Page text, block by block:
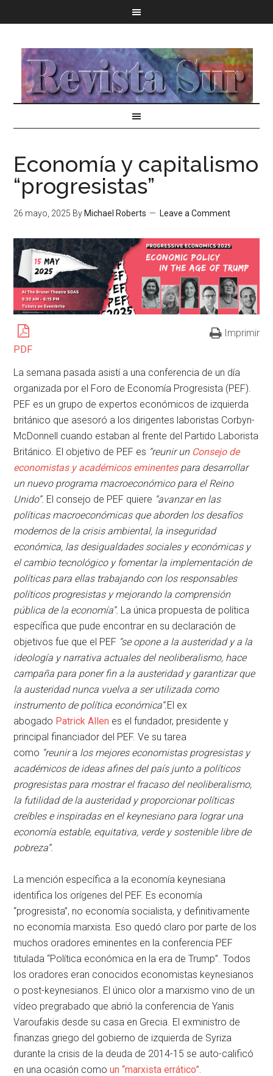
Economía y capitalismo
“progresistas”
26 mayo, 2025 By Michael Roberts Leave a Comment
PDF
Imprimir
La semana pasada asistí a una conferencia de un día
organizada por el Foro de Economía Progresista (PEF).
PEF es un grupo de expertos económicos de izquierda
británico que asesoró a los dirigentes laboristas Corbyn-
McDonnell cuando estaban al frente del Partido Laborista
Británico. El objetivo de PEF es “reunirun Consejo de
economistas y académicos eminentes para desarrollar
un nuevo programa macroeconómico para el Reino
Unido”. El consejo de PEF quiere “avanzaren las
políticas macroeconómicas que aborden los desafíos
modernos de la crisis ambiental, la inseguridad
económica, las desigualdades sociales y económicas y
el cambio tecnológico y fomentar la implementación de
políticas para ellas trabajando con los responsables
políticos progresistas y mejorando la comprensión
pública de la economía”. La única propuesta de política
específica que pude encontrar en su declaración de
objetivos fue que el PEF “se opone a la austeridad y a la
ideología y narrativa actuales del neoliberalismo, hace
campaña para poner fin a la austeridad y garantizar que
la austeridad nunca vuelva a ser utilizada como
instrumento de política económica”.El ex
abogado Patrick Allen es el fundador, presidente y
principal financiador del PEF. Ve su tarea
como “reunira los mejores economistas progresistas y
académicos de ideas afines del país junto a políticos
progresistas para mostrar el fracaso del neoliberalismo,
la futilidad de la austeridad y proporcionar políticas
creíbles e inspiradas en el keynesiano para lograr una
economía estable, equitativa, verde y sostenible libre de
pobreza”.
La mención específica a la economía keynesiana
identifica los orígenes del PEF. Es economía
“progresista”, no economía socialista, y definitivamente
no economía marxista. Eso quedó claro por parte de los
muchos oradores eminentes en la conferencia PEF
titulada “Política económica en la era de Trump”. Todos
los oradores eran conocidos economistas keynesianos
o post-keynesianos. El único olor a marxismo vino de un
vídeo pregrabado que abrió la conferencia de Yanis
Varoufakis desde su casa en Grecia. El exministro de
finanzas griego del gobierno de izquierda de Syriza
durante la crisis de la deuda de 2014-15 se auto-calificó
en una ocasión comoun “marxista errático”.